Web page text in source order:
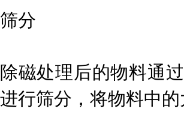
筛分
除磁处理后的物料通
进行筛分，将物料中